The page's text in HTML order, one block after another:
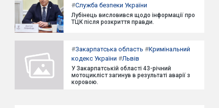
#Служба безпеки України
Лубінець висловився щодо інформації про
ТЦК після розкриття правди.
#Закарпатська область #Кримінальний
кодекс України #Львів
У Закарпатській області 43-річний
мотоцикліст загинув в результаті аварії з
коровою.